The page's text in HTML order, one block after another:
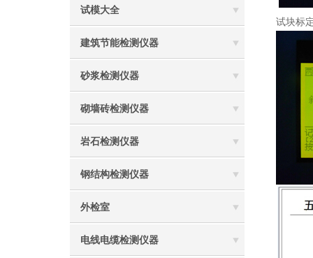
试模大全
建筑节能检测仪器
砂浆检测仪器
砌墙砖检测仪器
岩石检测仪器
钢结构检测仪器
外检室
电线电缆检测仪器
试块标